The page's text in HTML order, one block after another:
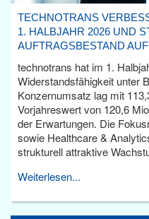
TECHNOTRANS
1. HALBJAHR 2026 UND
AUFTRAGSBESTAND
technotrans hat im 1.
Widerstandsfähigkeit unter
Konzernumsatz lag mit
Vorjahreswert von 120,6
der Erwartungen. Die
sowie Healthcare &
strukturell attraktive
Weiterlesen...